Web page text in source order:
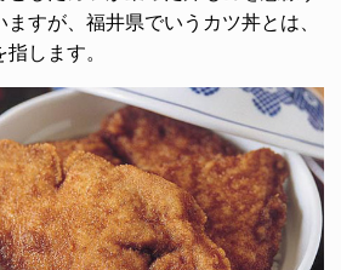
すが、福井県でいうカツ丼とは、
します。